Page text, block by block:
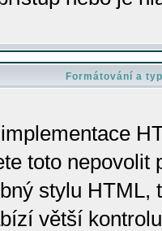
Formátování a
toto
stylu HTML,
větší